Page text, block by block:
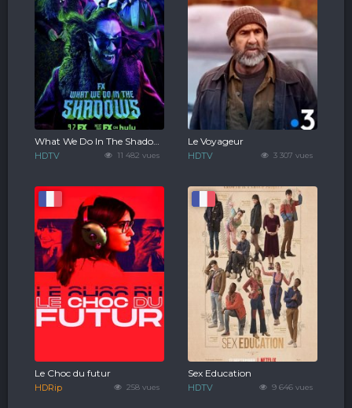
11 482 vues
What We Do In The Shadows
HDTV 3 307 vues
Le Voyageur
HDTV
258 vues
Le Choc du futur
HDRip 9 646 vues
Sex Education
HDTV